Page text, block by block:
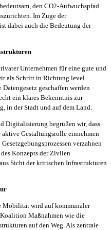
den CO2-Aufwuchspfad
Im Zuge der
dabei auch die Bedeutung der
Unternehmen für eine gute und
als Schritt in Richtung level
geschaffen werden
ein klares Bekenntnis zur
in der Stadt und auf dem Land.
Digitalisierung begrüßen wir, dass
Gestaltungsrolle einnehmen
verzahnen
Konzepts der Zivilen
Sicht der kritischen Infrastrukturen
Mobilität wird auf kommunaler
Maßnahmen wie die
auf den Weg. Als zentrale